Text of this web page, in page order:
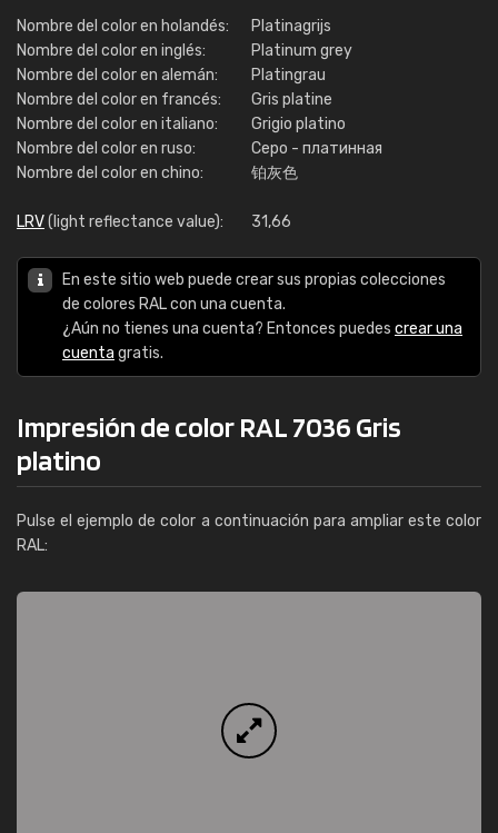
Nombre del color en holandés:
Platinagrijs
Nombre del color en inglés:
Platinum grey
Nombre del color en alemán:
Platingrau
Nombre del color en francés:
Gris platine
Nombre del color en italiano:
Grigio platino
Nombre del color en ruso:
Серо - платинная
Nombre del color en chino:
铂灰色
LRV(light reflectance value): 31,66
En este sitio web puede crear sus propias colecciones
de colores RAL con una cuenta.
¿Aún no tienes una cuenta? Entonces puedes crear una
cuenta gratis.
Impresión de color RAL 7036 Gris
platino
Pulse el ejemplo de color a continuación para ampliar este color
RAL: